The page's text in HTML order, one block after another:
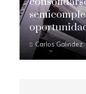
Carlos Galindez